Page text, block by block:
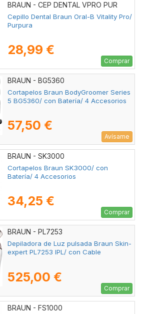
BRAUN - CEP DENTAL VPRO PUR
Cepillo Dental Braun Oral-B Vitality Pro/
Purpura
28,99 €
Comprar
BRAUN - BG5360
Cortapelos Braun BodyGroomer Series
5 BG5360/ con Batería/ 4 Accesorios
57,50 €
Avísame
BRAUN - SK3000
Cortapelos Braun SK3000/ con
Batería/ 4 Accesorios
34,25 €
Comprar
BRAUN - PL7253
Depiladora de Luz pulsada Braun Skin-
expert PL7253 IPL/ con Cable
525,00 €
Comprar
BRAUN - FS1000